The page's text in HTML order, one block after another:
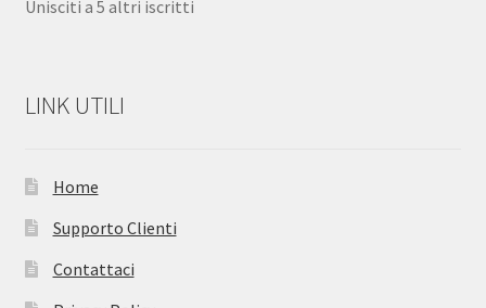
Unisciti a 5 altri iscritti
LINK UTILI
Home
Supporto Clienti
Contattaci